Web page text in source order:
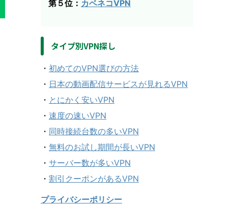
第５位： カベネコVPN
タイプ別VPN探し
・ 初めてのVPN選びの方法
・ 日本の動画配信サービスが見れるVPN
・ とにかく安いVPN
・ 速度の速いVPN
・ 同時接続台数の多いVPN
・ 無料のお試し期間が長いVPN
・ サーバー数が多いVPN
・ 割引クーポンがあるVPN
プライバシーポリシー